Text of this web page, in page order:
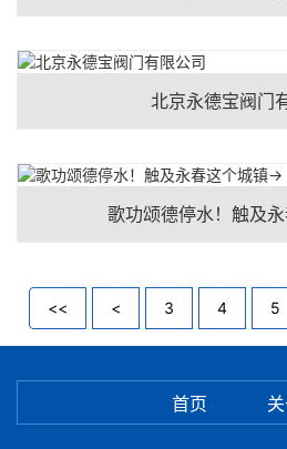
北京永德宝阀门
歌功颂德停水！触及
<< < 3 4 5
首页